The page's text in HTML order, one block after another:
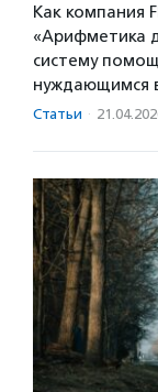
Как компания
«Арифметика
систему
нуждающимся
Статьи ·